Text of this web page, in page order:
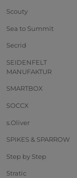
Scouty
Sea to Summit
Secrid
SEIDENFELT
MANUFAKTUR
SMARTBOX
SOCCX
s.Oliver
SPIKES & SPARROW
Step by Step
Stratic